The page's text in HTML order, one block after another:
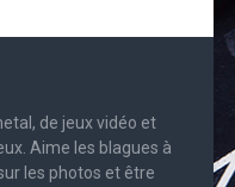
de jeux vidéo et
Aime les blagues à
les photos et être